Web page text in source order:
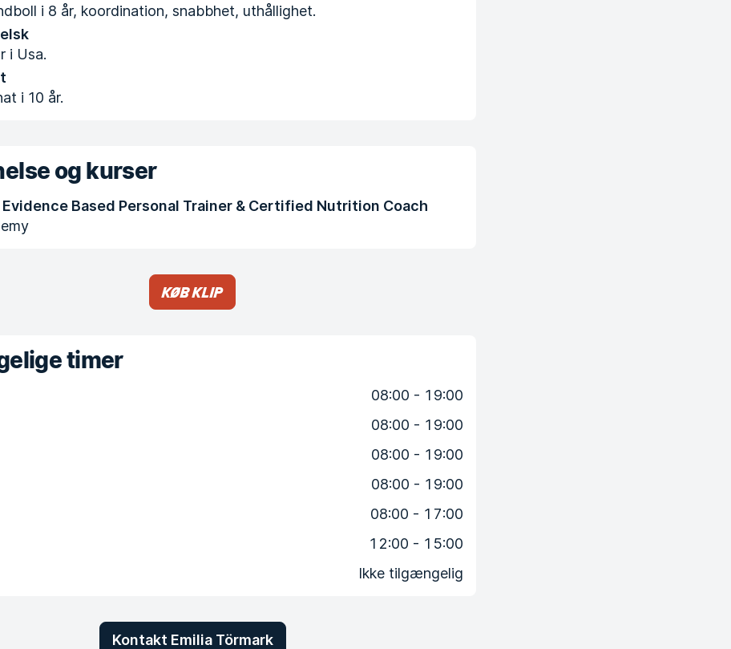
i 8 år, koordination, snabbhet, uthållighet.
i Usa.
i 10 år.
og kurser
Based Personal Trainer & Certified Nutrition Coach
Køb klip
timer
08:00 - 19:00
08:00 - 19:00
08:00 - 19:00
08:00 - 19:00
08:00 - 17:00
12:00 - 15:00
Ikke tilgængelig
Kontakt Emilia Törmark